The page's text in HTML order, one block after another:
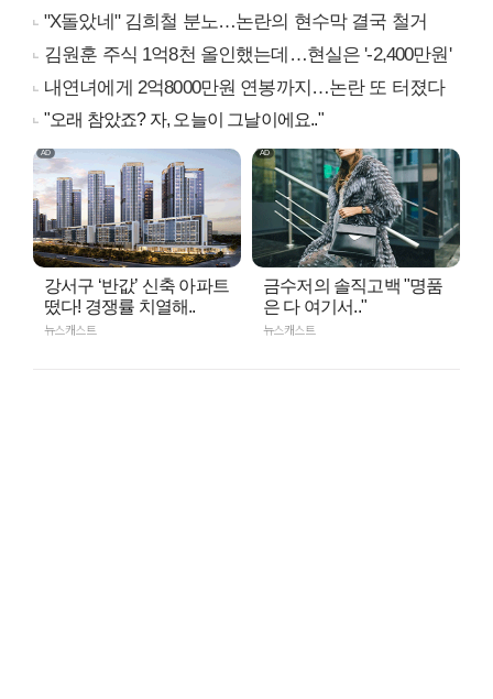
"X돌았네" 김희철 분노…논란의 현수막 결국 철거
김원훈 주식 1억8천 올인했는데…현실은 '-2,400만원'
내연녀에게 2억8000만원 연봉까지…논란 또 터졌다
"오래 참았죠? 자, 오늘이 그날이에요.."
강서구 ‘반값’ 신축 아파트
떴다! 경쟁률 치열해..
뉴스캐스트
금수저의 솔직고백 "명품
은 다 여기서.."
뉴스캐스트